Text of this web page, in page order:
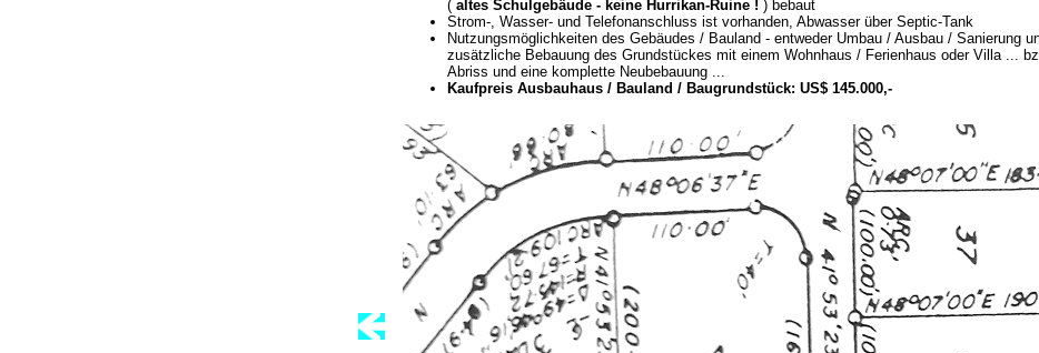
( altes Schulgebäude - keine Hurrikan-Ruine ! ) bebaut
Strom-, Wasser- und Telefonanschluss ist vorhanden, Abwasser über Septic-Tank
Nutzungsmöglichkeiten des Gebäudes / Bauland - entweder Umbau / Ausbau / Sanierung
zusätzliche Bebauung des Grundstückes mit einem Wohnhaus / Ferienhaus oder Villa ...
Abriss und eine komplette Neubebauung ...
Kaufpreis Ausbauhaus / Bauland / Baugrundstück: US$ 145.000,-